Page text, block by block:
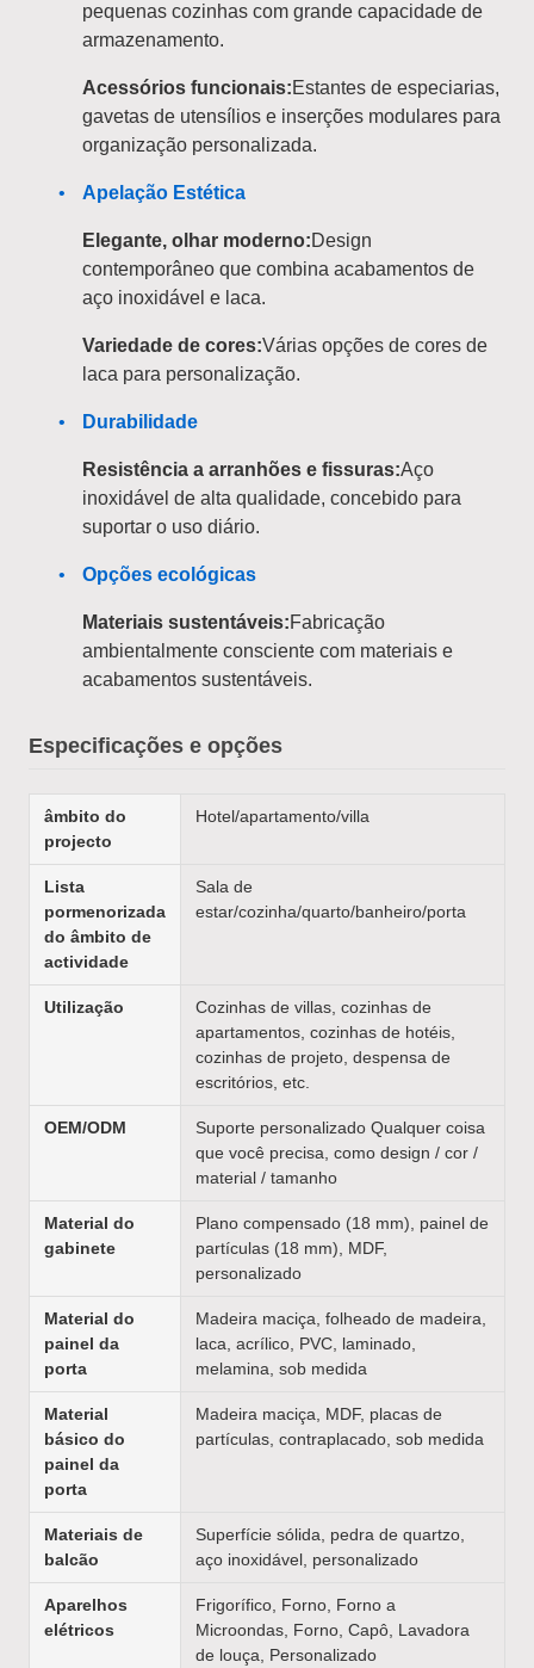
pequenas cozinhas com grande capacidade de
armazenamento.
Acessórios funcionais:Estantes de especiarias,
gavetas de utensílios e inserções modulares para
organização personalizada.
Apelação Estética
Elegante, olhar moderno:Design
contemporâneo que combina acabamentos de
aço inoxidável e laca.
Variedade de cores:Várias opções de cores de
laca para personalização.
Durabilidade
Resistência a arranhões e fissuras:Aço
inoxidável de alta qualidade, concebido para
suportar o uso diário.
Opções ecológicas
Materiais sustentáveis:Fabricação
ambientalmente consciente com materiais e
acabamentos sustentáveis.
Especificações e opções
âmbito do
projecto
Hotel/apartamento/villa
Lista
pormenorizada
do âmbito de
actividade
Sala de
estar/cozinha/quarto/banheiro/porta
Utilização
Cozinhas de villas, cozinhas de
apartamentos, cozinhas de hotéis,
cozinhas de projeto, despensa de
escritórios, etc.
OEM/ODM
Suporte personalizado Qualquer coisa
que você precisa, como design / cor /
material / tamanho
Material do
gabinete
Plano compensado (18 mm), painel de
partículas (18 mm), MDF,
personalizado
Material do
painel da
porta
Madeira maciça, folheado de madeira,
laca, acrílico, PVC, laminado,
melamina, sob medida
Material
básico do
painel da
porta
Madeira maciça, MDF, placas de
partículas, contraplacado, sob medida
Materiais de
balcão
Superfície sólida, pedra de quartzo,
aço inoxidável, personalizado
Aparelhos
elétricos
Frigorífico, Forno, Forno a
Microondas, Forno, Capô, Lavadora
de louça, Personalizado